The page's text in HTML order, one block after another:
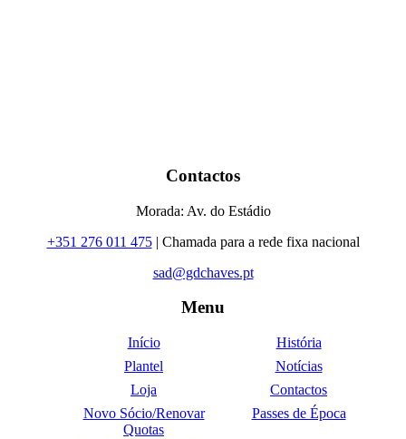
Contactos
Morada: Av. do Estádio
+351 276 011 475| Chamada para a rede fixa nacional
sad@gdchaves.pt
Menu
Início
História
Plantel
Notícias
Loja
Contactos
Novo Sócio/Renovar
Quotas
Passes de Época